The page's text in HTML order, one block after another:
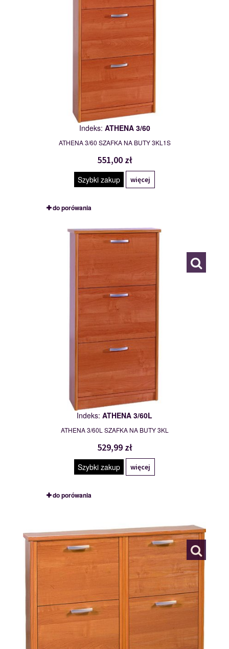
Indeks: ATHENA 3/60
ATHENA 3/60 SZAFKA NA BUTY 3KL1S
551,00 zł
Szybki zakup więcej
do porówania
ATHENA 3/60L
111481
Indeks: ATHENA 3/60L
ATHENA 3/60L SZAFKA NA BUTY 3KL
529,99 zł
Szybki zakup więcej
do porówania